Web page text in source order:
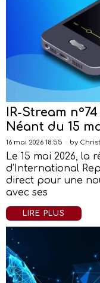
IR-Stream
Néant du 15
16 mai 2026 18:55 by
Le 15 mai 2026,
d’International
direct pour une
avec ses
LIRE PLUS